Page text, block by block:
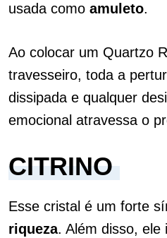
usada como amuleto.
Ao colocar um Quartzo
travesseiro, toda a
dissipada e qualquer
emocional atravessa o
CITRINO
Esse cristal é um forte
riqueza. Além disso, ele